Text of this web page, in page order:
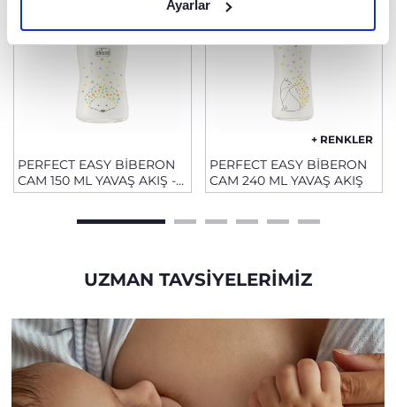
Ayarlar
PERFECT EASY BİBERON
CAM 150 ML YAVAŞ AKIŞ -
UNISEX
+ RENKLER
PERFECT EASY BİBERON
CAM 240 ML YAVAŞ AKIŞ
UZMAN TAVSIYELERIMIZ